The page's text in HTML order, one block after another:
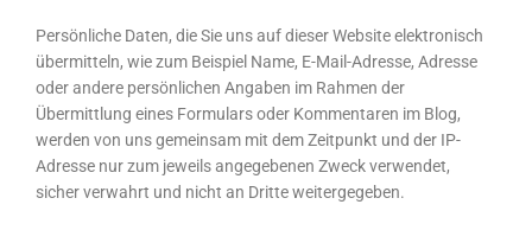
Persönliche Daten, die Sie uns auf dieser Website elektronisch
übermitteln, wie zum Beispiel Name, E-Mail-Adresse, Adresse
oder andere persönlichen Angaben im Rahmen der
Übermittlung eines Formulars oder Kommentaren im Blog,
werden von uns gemeinsam mit dem Zeitpunkt und der IP-
Adresse nur zum jeweils angegebenen Zweck verwendet,
sicher verwahrt und nicht an Dritte weitergegeben.